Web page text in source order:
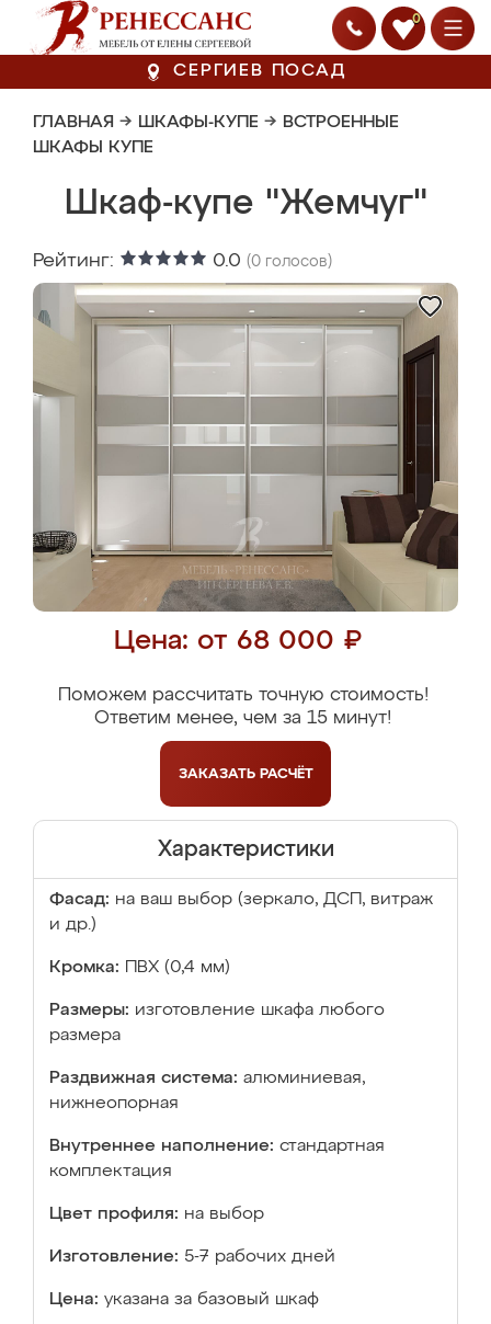
0
СЕРГИЕВ ПОСАД
ГЛАВНАЯ → ШКАФЫ-КУПЕ → ВСТРОЕННЫЕ
ШКАФЫ КУПЕ
Шкаф-купе "Жемчуг"
Рейтинг: 0.0 (0 голосов)
Цена: от 68 000 ₽
Поможем рассчитать точную стоимость!
Ответим менее, чем за 15 минут!
ЗАКАЗАТЬ РАСЧЁТ
Характеристики
Фасад: на ваш выбор (зеркало, ДСП, витраж
и др.)
Кромка: ПВХ (0,4 мм)
Размеры: изготовление шкафа любого
размера
Раздвижная система: алюминиевая,
нижнеопорная
Внутреннее наполнение: стандартная
комплектация
Цвет профиля: на выбор
Изготовление: 5-7 рабочих дней
Цена: указана за базовый шкаф